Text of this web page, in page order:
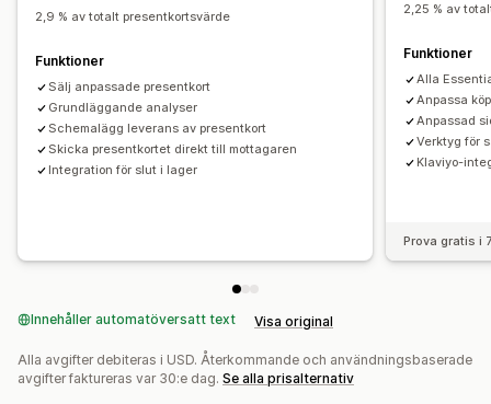
2,9 % av totalt presentkortsvärde
Funktioner
Sälj anpassade presentkort
Grundläggande analyser
Schemalägg leverans av presentkort
Skicka presentkortet direkt till mottagaren
Integration för slut i lager
2,25 % av
Funktioner
Alla
Anpassa
Anpassad
Verktyg för
Klaviyo-
Prova gratis i
Innehåller automatöversatt text Visa original
Alla avgifter debiteras i USD. Återkommande och användningsbaserade
avgifter faktureras var 30:e dag. Se alla prisalternativ